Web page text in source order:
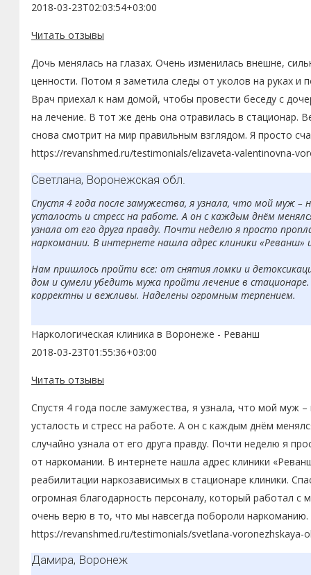
2018-03-23T02:03:54+03:00
Читать отзывы
Дочь менялась на глазах. Очень изменилась внешне,
ценности. Потом я заметила следы от уколов на руках
Врач приехал к нам домой, чтобы провести беседу с
на лечение. В тот же день она отравилась в стационар.
снова смотрит на мир правильным взглядом. Я просто
https://revanshmed.ru/testimonials/elizaveta-valentinovna-
Светлана, Воронежская обл.
Спустя 4 года после замужества, я узнала, что мой муж –
усталость и стресс на работе. А он с каждым днём
узнала от его друга правду. Почти неделю я просто
наркомании. В интернете нашла адрес клиники
Нам пришлось пройти все: от снятия ломки и
дом и сумели убедить мужа пройти лечение в
корректны и вежливы. Наделены огромным терпением.
Наркологическая клиника в Воронеже - Реванш
2018-03-23T01:55:36+03:00
Читать отзывы
Спустя 4 года после замужества, я узнала, что мой муж
усталость и стресс на работе. А он с каждым днём
случайно узнала от его друга правду. Почти неделю я
от наркомании. В интернете нашла адрес клиники
реабилитации наркозависимых в стационаре клиники.
огромная благодарность персоналу, который работал
очень верю в то, что мы навсегда побороли
https://revanshmed.ru/testimonials/svetlana-voronezhskaya-
Дамира, Воронеж